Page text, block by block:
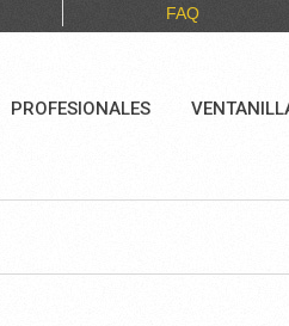
FAQ
PROFESIONALES